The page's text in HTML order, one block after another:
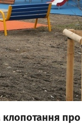
клопотання про